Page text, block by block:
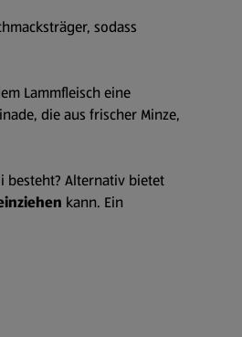
sodass
Lammfleisch eine
die aus frischer Minze,
besteht? Alternativ bietet
kann. Ein